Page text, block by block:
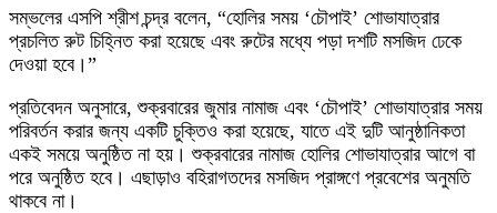
সম্ভলের এসপি শ্রীশ চন্দ্র বলেন, “হোলির সময় ‘চৌপাই’ শোভাযাত্রার
প্রচলিত রুট চিহ্নিত করা হয়েছে এবং রুটের মধ্যে পড়া দশটি মসজিদ ঢেকে
দেওয়া হবে।”
প্রতিবেদন অনুসারে, শুক্রবারের জুমার নামাজ এবং ‘চৌপাই’ শোভাযাত্রার সময়
পরিবর্তন করার জন্য একটি চুক্তিও করা হয়েছে, যাতে এই দুটি আনুষ্ঠানিকতা
একই সময়ে অনুষ্ঠিত না হয়। শুক্রবারের নামাজ হোলির শোভাযাত্রার আগে বা
পরে অনুষ্ঠিত হবে। এছাড়াও বহিরাগতদের মসজিদ প্রাঙ্গণে প্রবেশের অনুমতি
থাকবে না।